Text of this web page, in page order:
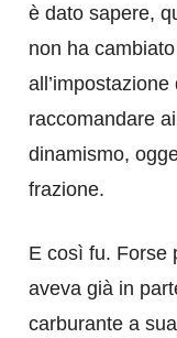
è dato sapere,
non ha
raccomandare
dinamismo,
frazione.
E così fu. Forse
aveva già in
carburante a